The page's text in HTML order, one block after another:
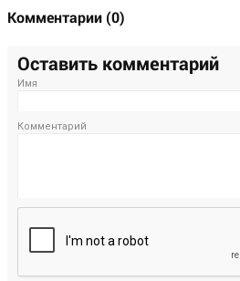
Комментарии (0)
Оставить комментарий
Имя
Комментарий